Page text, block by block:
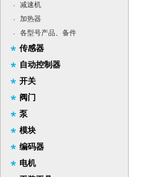
·
减速机
·
加热器
·
各型号产品、备件
传感器
自动控制器
开关
阀门
泵
模块
编码器
电机